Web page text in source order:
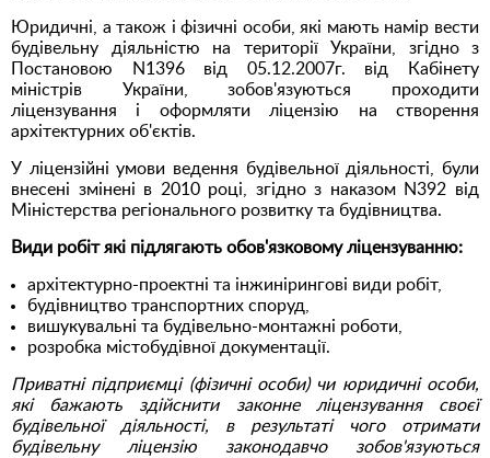
Юридичні, а також і фізичні особи, які мають намір вести
будівельну діяльністю на території України, згідно з
Постановою N1396 від 05.12.2007г. від Кабінету
міністрів України, зобов'язуються проходити
ліцензування і оформляти ліцензію на створення
архітектурних об'єктів.
У ліцензійні умови ведення будівельної діяльності, були
внесені змінені в 2010 році, згідно з наказом N392 від
Міністерства регіонального розвитку та будівництва.
Види робіт які підлягають обов'язковому ліцензуванню:
архітектурно-проектні та інжинірингові види робіт,
будівництво транспортних споруд,
вишукувальні та будівельно-монтажні роботи,
розробка містобудівної документації.
Приватні підприємці (фізичні особи) чи юридичні особи,
які бажають здійснити законне ліцензування своєї
будівельної діяльності, в результаті чого отримати
будівельну ліцензію законодавчо зобов'язуються